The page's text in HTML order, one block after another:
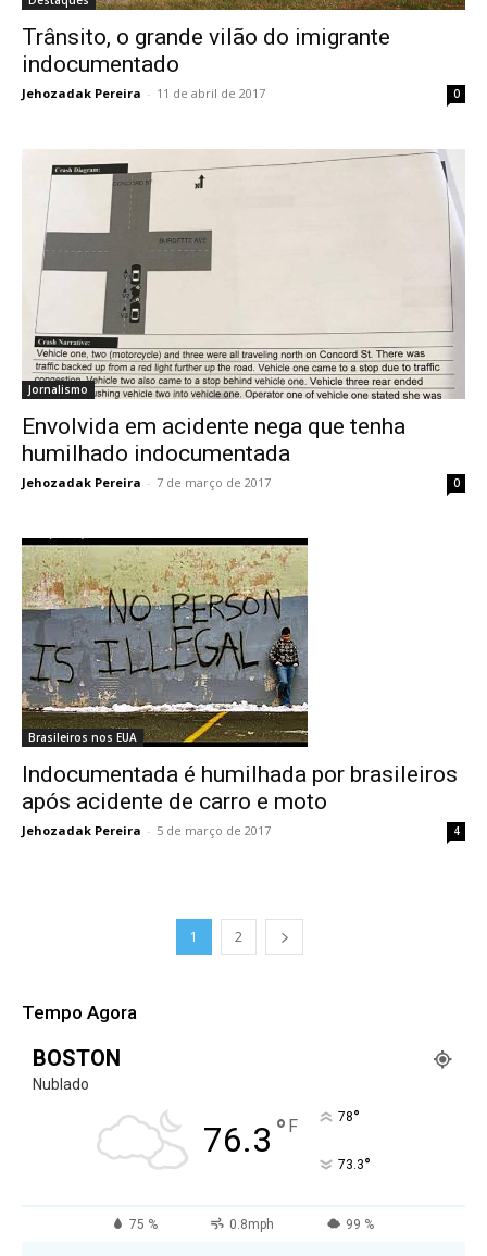
Trânsito, o grande vilão do imigrante
indocumentado
Jehozadak Pereira - 11 de abril de 2017 0
Jornalismo
Envolvida em acidente nega que tenha
humilhado indocumentada
Jehozadak Pereira - 7 de março de 2017 0
Brasileiros nos EUA
Indocumentada é humilhada por brasileiros
após acidente de carro e moto
Jehozadak Pereira - 5 de março de 2017 4
1 2
Tempo Agora
BOSTON
Nublado
76.3 ° F 78°
73.3°
75 % 0.8mph 99 %